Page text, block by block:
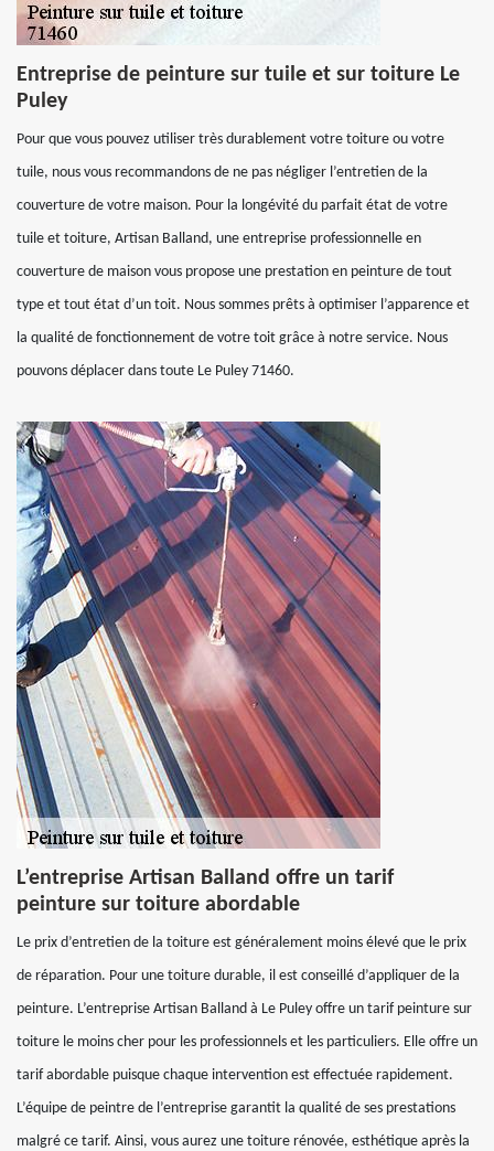
Entreprise de peinture sur tuile et sur toiture Le
Puley
Pour que vous pouvez utiliser très durablement votre toiture ou votre
tuile, nous vous recommandons de ne pas négliger l’entretien de la
couverture de votre maison. Pour la longévité du parfait état de votre
tuile et toiture, Artisan Balland, une entreprise professionnelle en
couverture de maison vous propose une prestation en peinture de tout
type et tout état d’un toit. Nous sommes prêts à optimiser l’apparence et
la qualité de fonctionnement de votre toit grâce à notre service. Nous
pouvons déplacer dans toute Le Puley 71460.
L’entreprise Artisan Balland offre un tarif
peinture sur toiture abordable
Le prix d’entretien de la toiture est généralement moins élevé que le prix
de réparation. Pour une toiture durable, il est conseillé d’appliquer de la
peinture. L’entreprise Artisan Balland à Le Puley offre un tarif peinture sur
toiture le moins cher pour les professionnels et les particuliers. Elle offre un
tarif abordable puisque chaque intervention est effectuée rapidement.
L’équipe de peintre de l’entreprise garantit la qualité de ses prestations
malgré ce tarif. Ainsi, vous aurez une toiture rénovée, esthétique après la